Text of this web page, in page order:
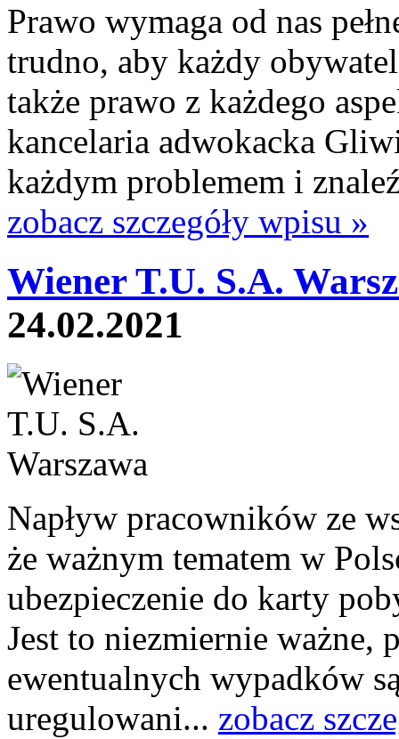
Prawo wymaga od nas
trudno, aby każdy
także prawo z każdego
kancelaria adwokacka
każdym problemem i
zobacz szczegóły wpisu »
Wiener T.U. S.A.
24.02.2021
Napływ pracowników ze
że ważnym tematem w
ubezpieczenie do karty
Jest to niezmiernie ważne,
ewentualnych wypadków
uregulowani... zobacz